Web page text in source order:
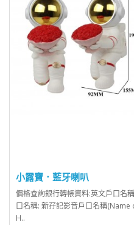
小露寶．藍牙喇叭
價格查詢銀行轉帳資料:英文戶口名
口名稱: 新孖記影音戶口名稱
H..